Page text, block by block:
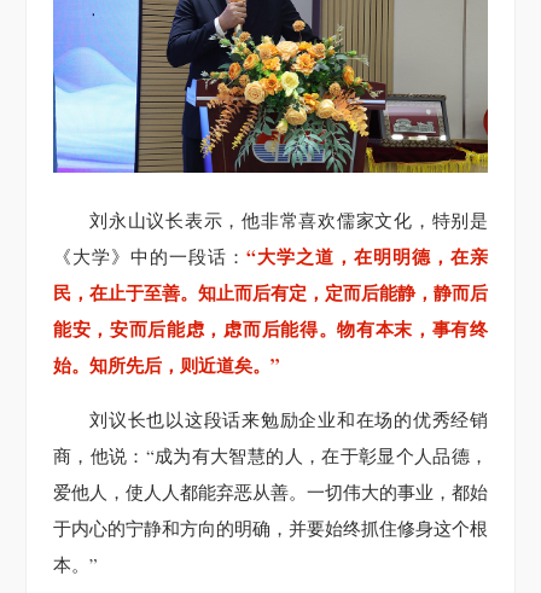
刘永山议长表示，他非常喜欢儒家文化，特别是
《大学》中的一段话： “大学之道，在明明德，在亲
民，在止于至善。知止而后有定，定而后能静，静而后
能安，安而后能虑，虑而后能得。物有本末，事有终
始。知所先后，则近道矣。”
刘议长也以这段话来勉励企业和在场的优秀经销
商，他说：“成为有大智慧的人，在于彰显个人品德，
爱他人，使人人都能弃恶从善。一切伟大的事业，都始
于内心的宁静和方向的明确，并要始终抓住修身这个根
本。”